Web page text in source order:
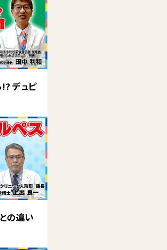
デュピ
の違い